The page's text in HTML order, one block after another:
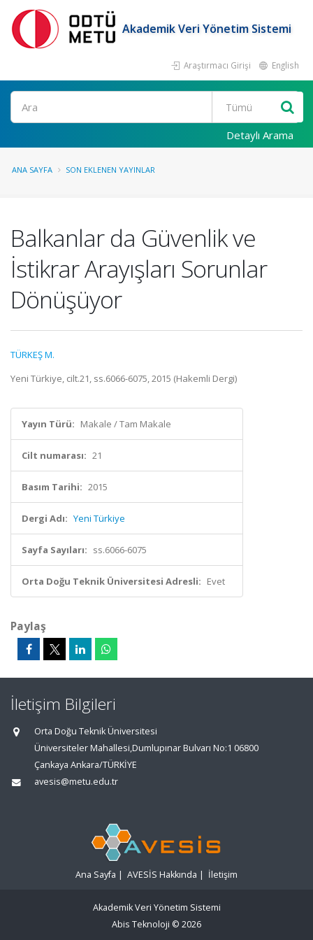
Akademik Veri Yönetim Sistemi
Araştırmacı Girişi English
Ara
Detaylı Arama
ANA SAYFA SON EKLENEN YAYINLAR
Balkanlar da Güvenlik ve
İstikrar Arayışları Sorunlar
Dönüşüyor
TÜRKEŞ M.
Yeni Türkiye, cilt.21, ss.6066-6075, 2015 (Hakemli Dergi)
Yayın Türü: Makale / Tam Makale
Cilt numarası: 21
Basım Tarihi: 2015
Dergi Adı: Yeni Türkiye
Sayfa Sayıları: ss.6066-6075
Orta Doğu Teknik Üniversitesi Adresli: Evet
Paylaş
İletişim Bilgileri
Orta Doğu Teknik Üniversitesi
Üniversiteler Mahallesi,Dumlupınar Bulvarı No:1 06800
Çankaya Ankara/TÜRKİYE
avesis@metu.edu.tr
Ana Sayfa | AVESİS Hakkında | İletişim
Akademik Veri Yönetim Sistemi
Abis Teknoloji © 2026